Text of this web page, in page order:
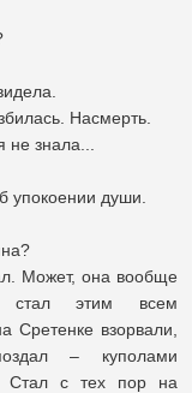
Насмерть.
знала...
упокоении души.
Может, она вообще
этим всем
Сретенке взорвали,
– куполами
Стал с тех пор на